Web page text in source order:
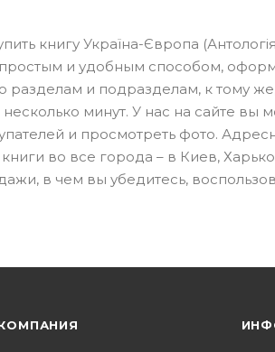
книгу Україна-Європа
и удобным способом,
разделам и подразделам, к тому
несколько минут. У нас на сайте
и просмотреть фото.
во все города – в Киев,
в чем вы убедитесь,